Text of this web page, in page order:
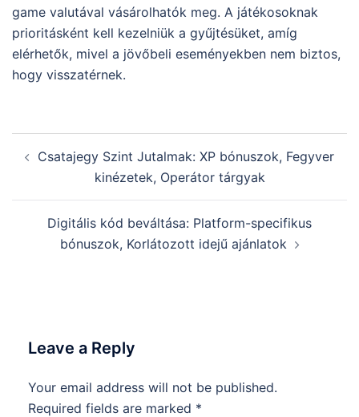
game valutával vásárolhatók meg. A játékosoknak
prioritásként kell kezelniük a gyűjtésüket, amíg
elérhetők, mivel a jövőbeli eseményekben nem biztos,
hogy visszatérnek.
navigation
Csatajegy Szint Jutalmak: XP bónuszok, Fegyver
kinézetek, Operátor tárgyak
Digitális kód beváltása: Platform-specifikus
bónuszok, Korlátozott idejű ajánlatok
Leave a Reply
Your email address will not be published.
Required fields are marked *